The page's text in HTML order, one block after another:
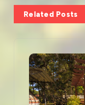
Related Posts